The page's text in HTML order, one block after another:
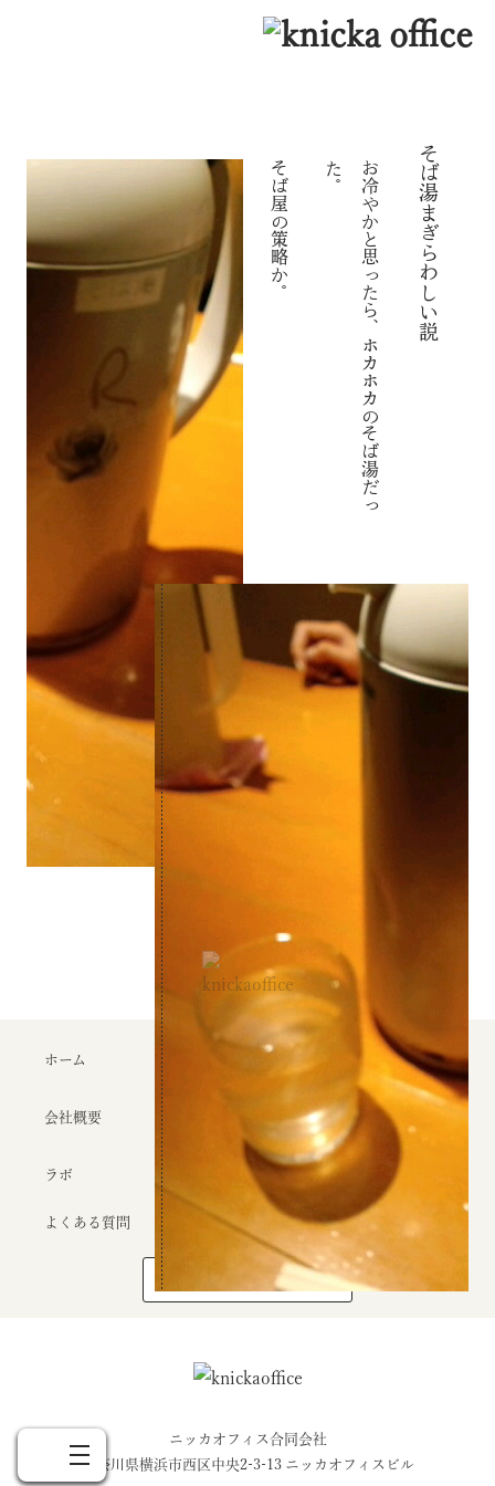
Clients
そば湯まぎらわしい説
お
冷
や
か
と
思
っ
た
ら
、
ホ
カ
ホ
カ
の
そ
ば
湯
だ
っ
た
。
そば屋の策略か。
前日 千歳船橋が東京にある疑惑
夏場は車両の中央が正解 翌日
ホーム クライアント
会社概要 代表について できること
ラボ エッセイ
よくある質問
お問い合わせ
このサイトの制作メンバー
ニッカオフィス合同会社
神奈川県横浜市西区中央2-3-13 ニッカオフィスビル